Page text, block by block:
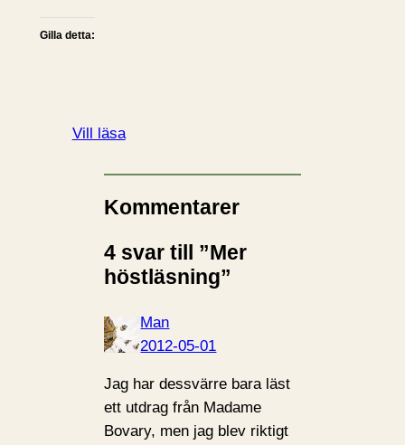
Gilla detta:
Vill läsa
Kommentarer
4 svar till ”Mer
höstläsning”
Man
2012-05-01
Jag har dessvärre bara läst
ett utdrag från Madame
Bovary, men jag blev riktigt